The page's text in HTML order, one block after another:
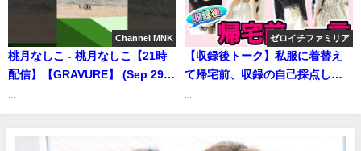
プレChannel【集英社 週刊プレ
イボーイ公式】さんより
Channel MNK
桃月なしこ - 桃月なしこ【21時
配信】【GRAVURE】 (Sep 29,
ゼロイチファミリア
【収録後トーク】私服に着替え
て帰宅前、収録の自己採点して
だった！ | ゼロイチTVさんより